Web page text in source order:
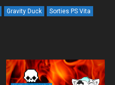
Gravity Duck
Sorties PS Vita